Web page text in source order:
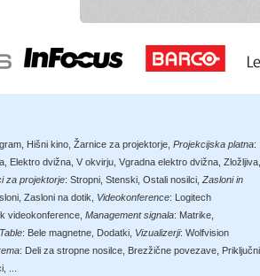
Hišni kino Žarnice za projektorje Projekcijska platna:
Elektro dvižna V okvirju Vgradna elektro dvižna Zložljiva
za projektorje: Stropni Stenski Ostali nosilci Zasloni in
Zasloni na dotik Videokonference: Logitech
videokonference Management signala: Matrike
Table: Bele magnetne Dodatki Vizualizerji: Wolfvision
: Deli za stropne nosilce Brezžične povezave Priključni